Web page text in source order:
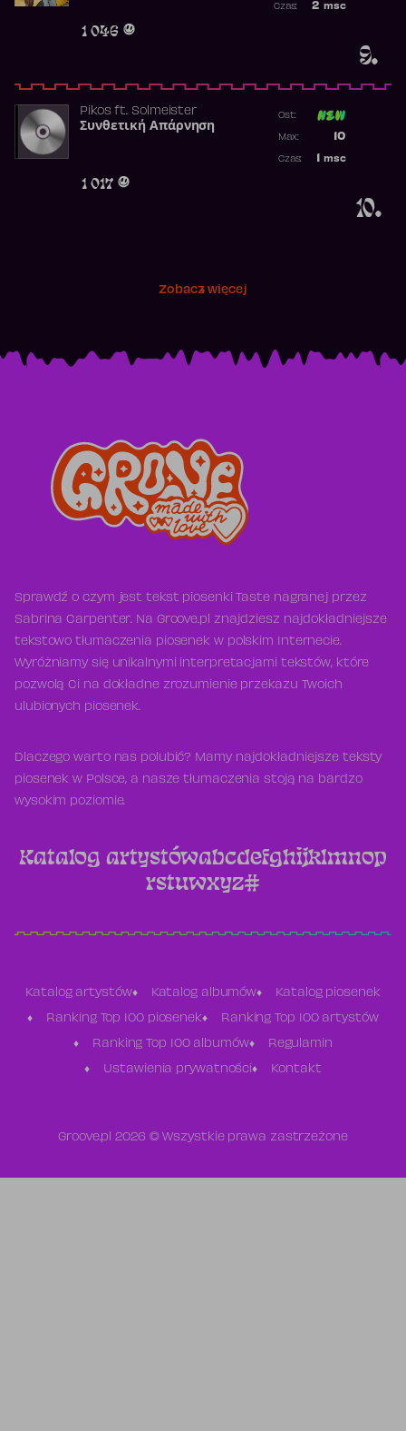
9.
1 046
2 msc
Czas:
10.
Pikosft. Solmeister
Συνθετική Απάρνηση
1 017
Ost:
10
Max:
msc
Czas:
Zobacz więcej
Sprawdź o czym jest tekst piosenki Taste nagranej przez
Sabrina Carpenter. Na Groove.pl znajdziesz najdokładniejsze
tekstowo tłumaczenia piosenek w polskim Internecie.
Wyróżniamy się unikalnymi interpretacjami tekstów, które
pozwolą Ci na dokładne zrozumienie przekazu Twoich
ulubionych piosenek.
Dlaczego warto nas polubić? Mamy najdokładniejsze teksty
piosenek w Polsce, a nasze tłumaczenia stoją na bardzo
wysokim poziomie.
Katalog artystówabcdefghijklmnop
rstuwxyz#
Katalog artystów Katalog albumów Katalog piosenek
Ranking Top 100 piosenek Ranking Top 100 artystów
Ranking Top 100 albumów Regulamin
Ustawienia prywatności Kontakt
Groove.pl 2026 © Wszystkie prawa zastrzeżone